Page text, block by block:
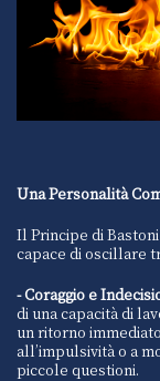
Una Personalità
Il Principe di
capace di oscillare
- Coraggio e
di una capacità di
un ritorno
all’impulsività o a
piccole questioni.